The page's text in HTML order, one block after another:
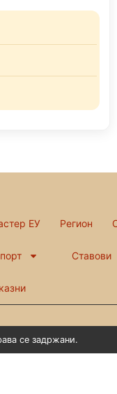
ЕУ Регион
Ставови
се задржани.